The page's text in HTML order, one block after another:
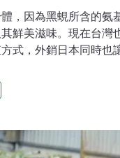
，因為黑蜆所含的氨
鮮美滋味。現在台灣
式，外銷日本同時也
樺，身為彰化芳苑鄉
牌「打寶蛤」。宜樺
瀉，加上畢業於中山
用所學的科學化養殖方